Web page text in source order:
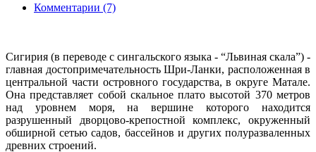
Комментарии (7)
Сигирия (в переводе с сингальского языка - “Львиная скала”) -
главная достопримечательность Шри-Ланки, расположенная в
центральной части островного государства, в округе Матале.
Она представляет собой скальное плато высотой 370 метров
над уровнем моря, на вершине которого находится
разрушенный дворцово-крепостной комплекс, окруженный
обширной сетью садов, бассейнов и других полуразваленных
древних строений.